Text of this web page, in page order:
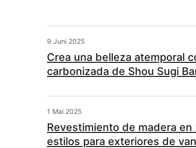
9 Juni 2025
Crea una belleza atemporal
carbonizada de Shou Sugi
1 Mai 2025
Revestimiento de madera
estilos para exteriores de